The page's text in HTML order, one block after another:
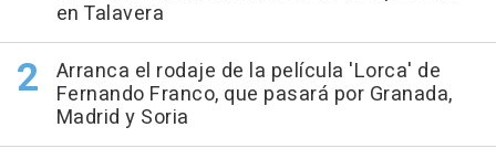
en Talavera
Arranca el rodaje de la película 'Lorca' de
Fernando Franco, que pasará por Granada,
Madrid y Soria